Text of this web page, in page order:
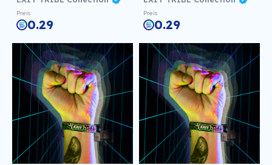
Preis
0.29
Preis
0.29